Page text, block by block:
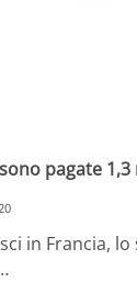
pagate
in Francia,